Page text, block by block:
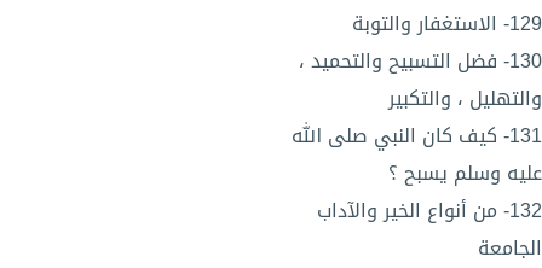
129- الاستغفار والتوبة
130- فضل التسبيح والتحميد ،
والتهليل ، والتكبير
131- كيف كان النبي صلى الله
عليه وسلم يسبح ؟
132- من أنواع الخير والآداب
الجامعة